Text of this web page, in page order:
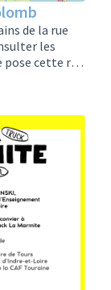
de la rue
les
cette rue
effet, la rue
une
aura
y